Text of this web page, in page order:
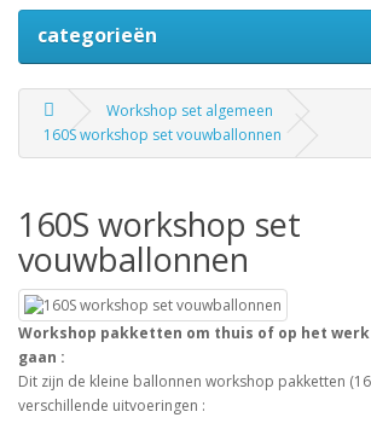
categorieën
Workshop set algemeen
160S workshop set vouwballonnen
160S workshop set
vouwballonnen
Workshop pakketten om thuis of op het
gaan :
Dit zijn de kleine ballonnen workshop pakketten
verschillende uitvoeringen :